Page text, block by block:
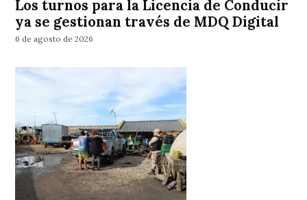
Los turnos para la Licencia de Conducir
ya se gestionan través de MDQ Digital
6 de agosto de 2026